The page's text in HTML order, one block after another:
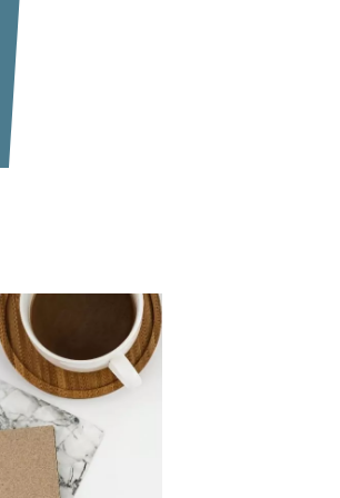
Ihren